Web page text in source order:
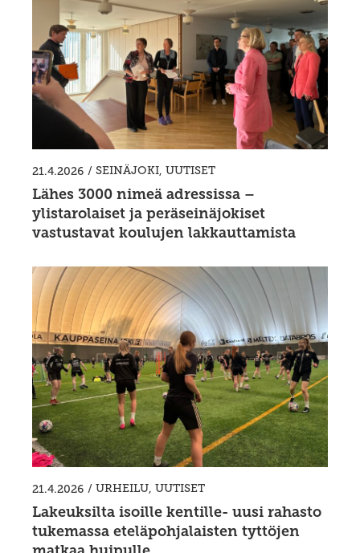
21.4.2026 / SEINÄJOKI, UUTISET
Lähes 3000 nimeä adressissa –
ylistarolaiset ja peräseinäjokiset
vastustavat koulujen lakkauttamista
21.4.2026 / URHEILU, UUTISET
Lakeuksilta isoille kentille- uusi rahasto
tukemassa eteläpohjalaisten tyttöjen